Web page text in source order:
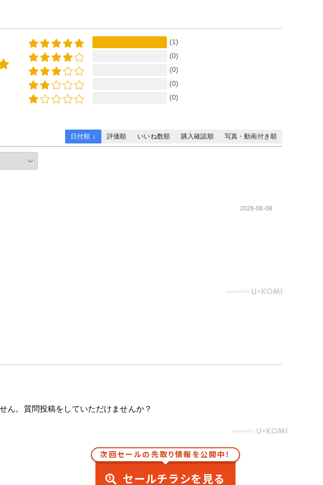
(1)
(0)
(0)
(0)
(0)
日付順 ↓ 評価順 いいね数順 購入確認順 写真・動画付き順
2026-08-08
ん。質問投稿をしていただけませんか？
次回セールの先取り情報を公開中！
セールチラシを見る